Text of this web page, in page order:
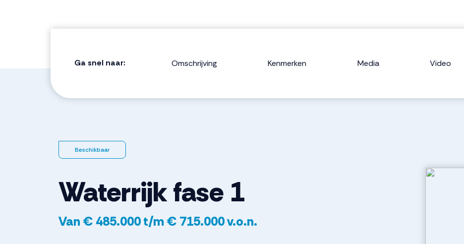
Waterrijk fase 1
Van € 485.000 t/m € 715.000v.o.n.
Ga snel naar: Omschrijving Kenmerken Media Video